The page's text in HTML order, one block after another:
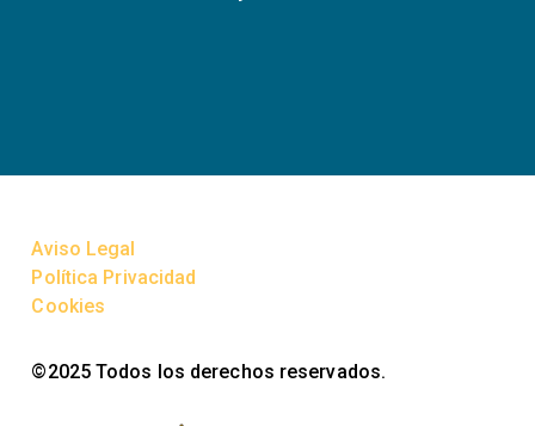
Aviso Legal
Política Privacidad
Cookies
©2025 Todos los derechos reservados.